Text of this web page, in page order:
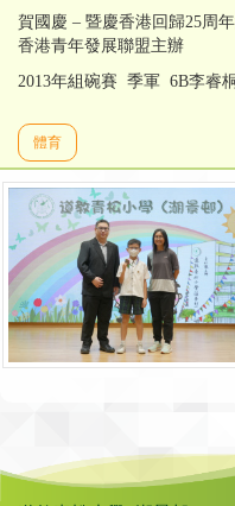
賀國慶 – 暨慶香港回歸25周
香港青年發展聯盟主辦
2013年組碗賽 季軍 6B李睿桐
體育